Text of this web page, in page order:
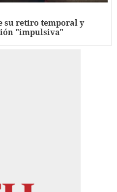
su retiro temporal y
"impulsiva"